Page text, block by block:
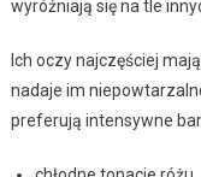
wyróżniają się na tle
Ich oczy najczęściej mają
nadaje im
preferują intensywne